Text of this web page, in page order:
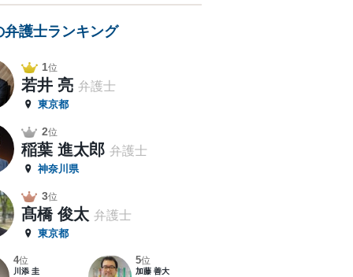
弁護士ランキング
1位
若井 亮 弁護士
東京都
2位
稲葉 進太郎 弁護士
神奈川県
3位
髙橋 俊太 弁護士
東京都
4位
川添 圭
5位
加藤 善大